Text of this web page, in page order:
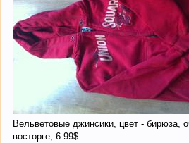
Вельветовые джинсики, цвет - бирюза,
восторге, 6.99$